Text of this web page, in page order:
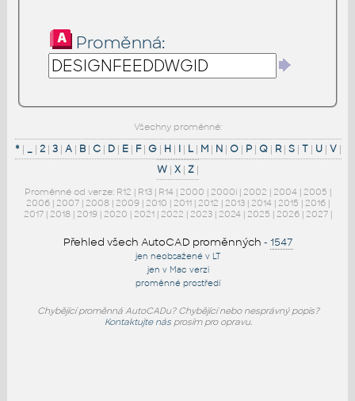
Proměnná:
Všechny proměnné:
*| _| 2| 3| A| B| C| D| E| F| G| H | I| L| M| N| O| P| Q| R| S| T| U| V|
W | X | Z |
Proměnné od verze: R12 | R13 | R14 | 2000 | 2000i | 2002 | 2004 | 2005 |
2006 | 2007 | 2008 | 2009 | 2010 | 2011 | 2012 | 2013 | 2014 | 2015 | 2016 |
2017 | 2018 | 2019 | 2020 | 2021 | 2022 | 2023 | 2024 | 2025 | 2026 | 2027 |
Přehled všech AutoCAD proměnných - 1547
jen neobsažené v LT
jen v Mac verzi
proměnné prostředí
Chybějící proměnná AutoCADu? Chybějící nebo nesprávný popis?
Kontaktujte násprosím pro opravu.